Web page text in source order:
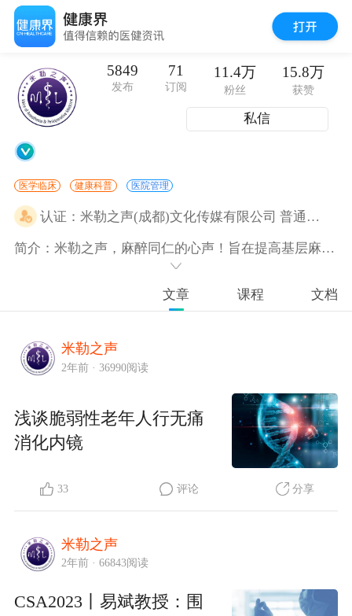
5849
发布
71
订阅
11.4万
粉丝
15.8万
获赞
私信
医学临床 健康科普 医院管理
认证：米勒之声(成都)文化传媒有限公司 普通员工
简介：米勒之声，麻醉同仁的心声！旨在提高基层麻醉同仁技术水平，整合资源，服务基层。
文章 课程 文档
米勒之声
2年前 · 36990阅读
浅谈脆弱性老年人行无痛
消化内镜
33 评论 分享
米勒之声
2年前 · 66843阅读
CSA2023丨易斌教授：围